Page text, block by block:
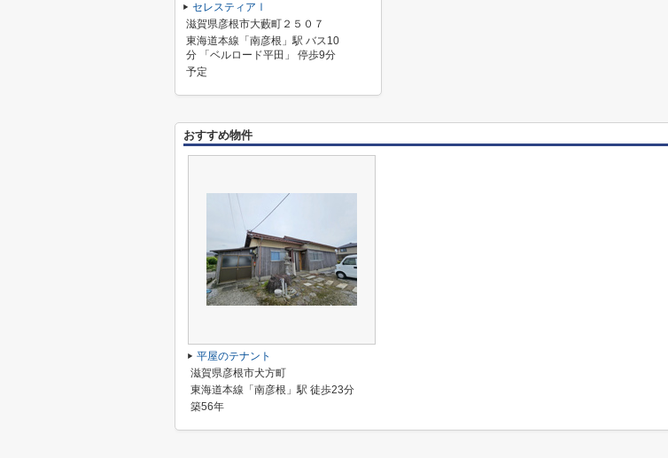
セレスティアⅠ
滋賀県彦根市大藪町２５０７
東海道本線「南彦根」駅 バス10
分 「ベルロード平田」 停歩9分
予定
おすすめ物件
平屋のテナント
滋賀県彦根市犬方町
東海道本線「南彦根」駅 徒歩23分
築56年